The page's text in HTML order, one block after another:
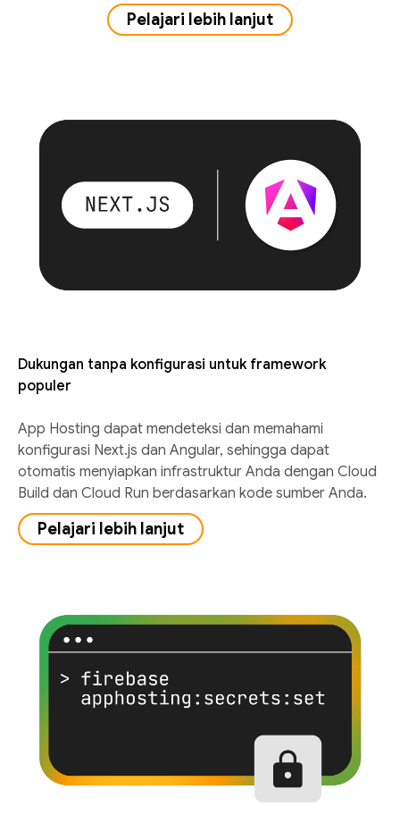
Pelajari lebih lanjut
Dukungan tanpa konfigurasi untuk framework
populer
App Hosting dapat mendeteksi dan memahami
konfigurasi Next.js dan Angular, sehingga dapat
otomatis menyiapkan infrastruktur Anda dengan Cloud
Build dan Cloud Run berdasarkan kode sumber Anda.
Pelajari lebih lanjut